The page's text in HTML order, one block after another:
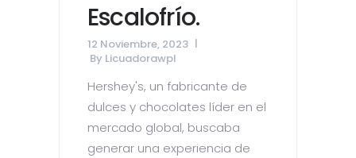
Escalofrío.
12 Noviembre, 2023
By Licuadorawpl
Hershey's, un fabricante de
dulces y chocolates líder en el
mercado global, buscaba
generar una experiencia de